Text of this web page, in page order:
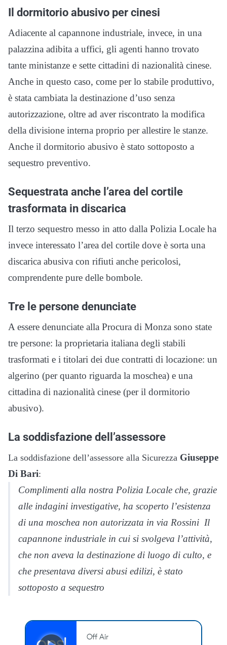
Il dormitorio abusivo per cinesi
Adiacente al capannone industriale, invece, in una
palazzina adibita a uffici, gli agenti hanno trovato
tante ministanze e sette cittadini di nazionalità cinese.
Anche in questo caso, come per lo stabile produttivo,
è stata cambiata la destinazione d’uso senza
autorizzazione, oltre ad aver riscontrato la modifica
della divisione interna proprio per allestire le stanze.
Anche il dormitorio abusivo è stato sottoposto a
sequestro preventivo.
Sequestrata anche l’area del cortile
trasformata in discarica
Il terzo sequestro messo in atto dalla Polizia Locale ha
invece interessato l’area del cortile dove è sorta una
discarica abusiva con rifiuti anche pericolosi,
comprendente pure delle bombole.
Tre le persone denunciate
A essere denunciate alla Procura di Monza sono state
tre persone: la proprietaria italiana degli stabili
trasformati e i titolari dei due contratti di locazione: un
algerino (per quanto riguarda la moschea) e una
cittadina di nazionalità cinese (per il dormitorio
abusivo).
La soddisfazione dell’assessore
La soddisfazione dell’assessore alla Sicurezza Giuseppe
Di Bari:
Complimenti alla nostra Polizia Locale che, grazie
alle indagini investigative, ha scoperto l’esistenza
di una moschea non autorizzata in via Rossini Il
capannone industriale in cui si svolgeva l’attività,
che non aveva la destinazione di luogo di culto, e
che presentava diversi abusi edilizi, è stato
sottoposto a sequestro